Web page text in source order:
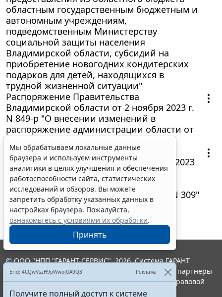
областным государственным бюджетным и
автономным учреждениям,
подведомственным Министерству
социальной защиты населения
Владимирской области, субсидий на
приобретение новогодних кондитерских
подарков для детей, находящихся в
трудной жизненной ситуации"
Распоряжение Правительства
Владимирской области от 2 ноября 2023 г.
N 849-р "О внесении изменений в
распоряжение администрации области от
15.06.2018 N 402-р"
Постановление Правительства
Владимирской области от 27 октября 2023
г. N 780 "О внесении изменений в
постановление Правительства
Владимирской области от 03.05.2023 N 309"
Мы обрабатываем локальные данные
браузера и используем инструменты
аналитики в целях улучшения и обеспечения
работоспособности сайта, статистических
исследований и обзоров. Вы можете
запретить обработку указанных данных в
настройках браузера. Пожалуйста,
ознакомьтесь с условиями их обработки.
Принять
Erid: 4CQwVszH9pWwojUA9Q3 Реклама
Получите полный доступ к системе
© ООО "НПП "ГАРАНТ-СЕРВИС", 2026. Система ГАРАНТ
выпускается с 1990 года. Компания "Гарант" и ее партнеры
являются участниками Российской ассоциации правовой
информации ГАРАНТ.